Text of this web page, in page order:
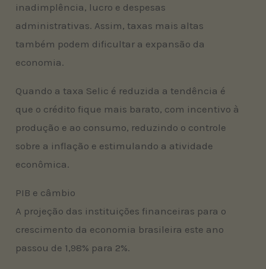
inadimplência, lucro e despesas
administrativas. Assim, taxas mais altas
também podem dificultar a expansão da
economia.
Quando a taxa Selic é reduzida a tendência é
que o crédito fique mais barato, com incentivo à
produção e ao consumo, reduzindo o controle
sobre a inflação e estimulando a atividade
econômica.
PIB e câmbio
A projeção das instituições financeiras para o
crescimento da economia brasileira este ano
passou de 1,98% para 2%.